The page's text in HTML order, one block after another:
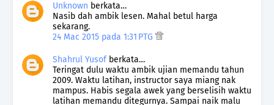
Unknown berkata…
Nasib dah ambik lesen. Mahal betul harga
sekarang.
24 Mac 2015 pada 1:31 PTG
Shahrul Yusofberkata…
Teringat dulu waktu ambik ujian memandu tahun
2009. Waktu latihan, instructor saya miang nak
mampus. Habis segala awek yang berselisih waktu
latihan memandu ditegurnya. Sampai naik malu